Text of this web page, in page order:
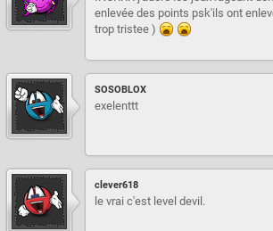
enlevée des points psk'ils ont
trop tristee )
SOSOBLOX
exelenttt
clever618
le vrai c'est level devil.